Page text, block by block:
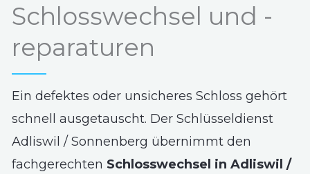
Schlosswechsel und -
reparaturen
Ein defektes oder unsicheres Schloss gehört
schnell ausgetauscht. Der Schlüsseldienst
Adliswil / Sonnenberg übernimmt den
fachgerechten Schlosswechsel in Adliswil /